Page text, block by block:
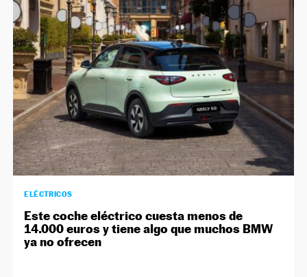
NEWSLETTER
SÍGUENOS
ELÉCTRICOS
Este coche eléctrico cuesta menos de
14.000 euros y tiene algo que muchos BMW
ya no ofrecen